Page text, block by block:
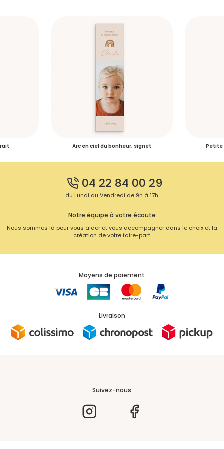
Arc en ciel du bonheur, signet Petite
04 22 84 00 29
du Lundi au Vendredi de 9h à 17h
Notre équipe à votre écoute
Nous sommes là pour vous aider et vous accompagner dans le choix et la
création de votre faire-part
Moyens de paiement
Livraison
Suivez-nous